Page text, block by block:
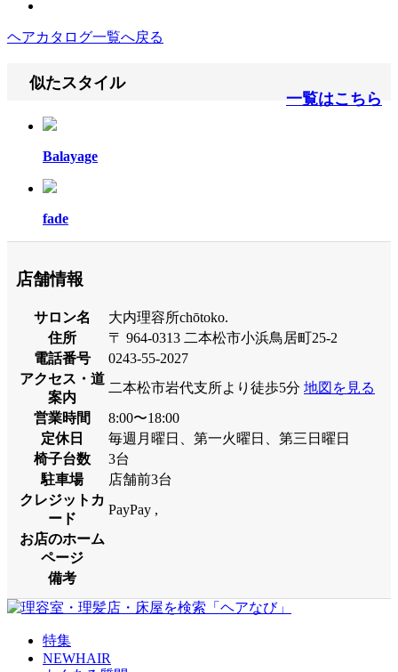
ヘアカタログ一覧へ戻る
似たスタイル
一覧はこちら
Balayage
fade
店舗情報
サロン名
大内理容所chōtoko.
住所
〒 964-0313 二本松市小浜鳥居町25-2
電話番号
0243-55-2027
アクセス・道
案内
二本松市岩代支所より徒歩5分 地図を見る
営業時間
8:00〜18:00
定休日
毎週月曜日、第一火曜日、第三日曜日
椅子台数
3台
駐車場
店舗前3台
クレジットカ
ード
PayPay ,
お店のホーム
ページ
備考
特集
NEWHAIR